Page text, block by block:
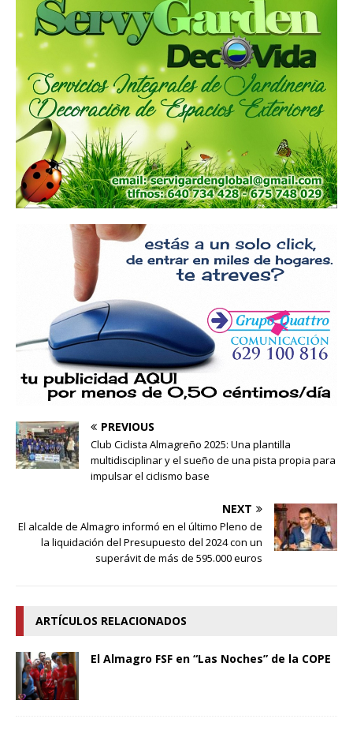
PREVIOUS
Club Ciclista Almagreño 2025: Una plantilla
multidisciplinar y el sueño de una pista propia para
impulsar el ciclismo base
NEXT
El alcalde de Almagro informó en el último Pleno de
la liquidación del Presupuesto del 2024 con un
superávit de más de 595.000 euros
ARTÍCULOS RELACIONADOS
El Almagro FSF en “Las Noches” de la COPE